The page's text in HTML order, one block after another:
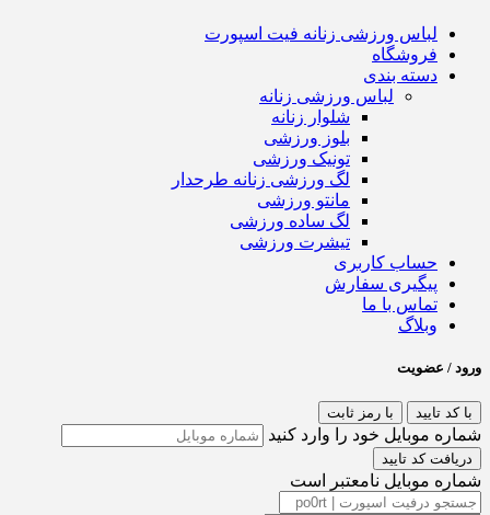
لباس ورزشی زنانه فیت اسپورت
فروشگاه
دسته بندی
لباس ورزشی زنانه
شلوار زنانه
بلوز ورزشی
تونیک ورزشی
لگ ورزشی زنانه طرحدار
مانتو ورزشی
لگ ساده ورزشی
تیشرت ورزشی
حساب کاربری
پیگیری سفارش
تماس با ما
وبلاگ
ورود / عضویت
با کد تایید با رمز ثابت
شماره موبایل خود را وارد کنید
دریافت کد تایید
شماره موبایل نامعتبر است